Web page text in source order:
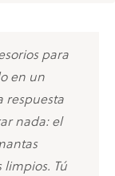
para
en un
respuesta
nada: el
limpios. Tú